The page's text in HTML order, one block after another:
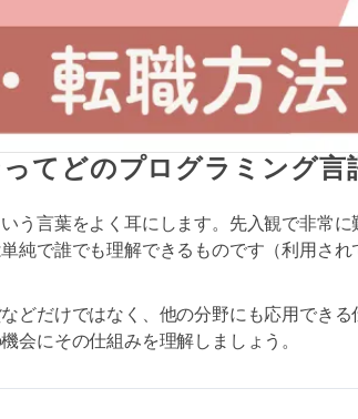
てどのプログラミング言
う言葉をよく耳にします。先入観で非常
純で誰でも理解できるものです（利用さ
どだけではなく、他の分野にも応用でき
会にその仕組みを理解しましょう。